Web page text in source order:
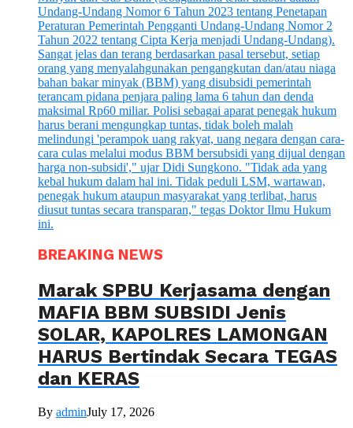
BREAKING NEWS
Marak SPBU Kerjasama dengan
MAFIA BBM SUBSIDI Jenis
SOLAR, KAPOLRES LAMONGAN
HARUS Bertindak Secara TEGAS
dan KERAS
By adminJuly 17, 2026